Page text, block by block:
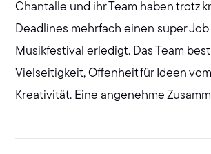
Chantalle und ihr Team haben trotz
Deadlines mehrfach einen super Job
Musikfestival erledigt. Das Team
Vielseitigkeit, Offenheit für Ideen
Kreativität. Eine angenehme